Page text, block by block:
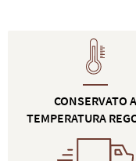
CONSERVATO A
TEMPERATURA